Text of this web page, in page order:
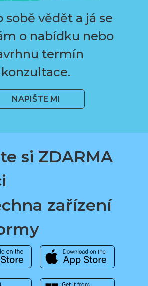
sobě vědět a já se
o nabídku nebo
termín
konzultace.
NAPIŠTE MI
si ZDARMA
zařízení